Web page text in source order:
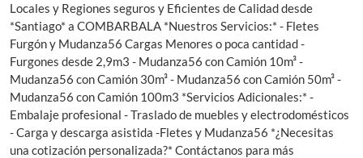
Locales y Regiones seguros y Eficientes de Calidad desde
*Santiago* a COMBARBALA *Nuestros Servicios:* - Fletes
Furgón y Mudanza56 Cargas Menores o poca cantidad -
Furgones desde 2,9m3 - Mudanza56 con Camión 10m³ -
Mudanza56 con Camión 30m³ - Mudanza56 con Camión 50m³ -
Mudanza56 con Camión 100m3 *Servicios Adicionales:* -
Embalaje profesional - Traslado de muebles y electrodomésticos
- Carga y descarga asistida -Fletes y Mudanza56 *¿Necesitas
una cotización personalizada?* Contáctanos para más